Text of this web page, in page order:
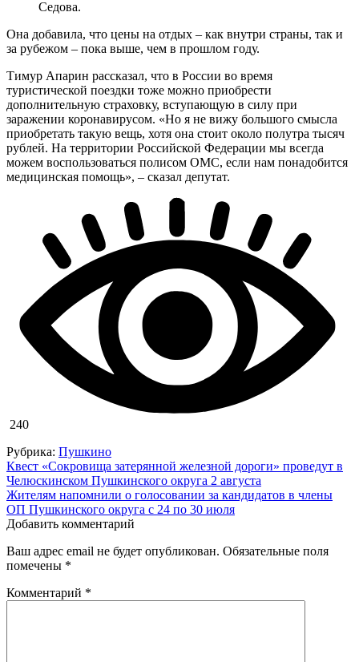
Седова.
Она добавила, что цены на отдых – как внутри страны, так и
за рубежом – пока выше, чем в прошлом году.
Тимур Апарин рассказал, что в России во время
туристической поездки тоже можно приобрести
дополнительную страховку, вступающую в силу при
заражении коронавирусом. «Но я не вижу большого смысла
приобретать такую вещь, хотя она стоит около полутра тысяч
рублей. На территории Российской Федерации мы всегда
можем воспользоваться полисом ОМС, если нам понадобится
медицинская помощь», – сказал депутат.
240
Рубрика: Пушкино
Навигация
по
записям
Квест «Сокровища затерянной железной дороги» проведут в
Челюскинском Пушкинского округа 2 августа
Жителям напомнили о голосовании за кандидатов в члены
ОП Пушкинского округа с 24 по 30 июля
Добавить комментарий
Ваш адрес email не будет опубликован. Обязательные поля
помечены *
Комментарий *